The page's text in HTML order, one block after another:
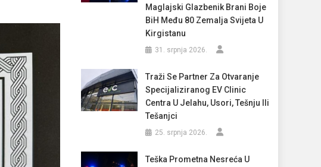
Maglajski Glazbenik Brani Boje
BiH Među 80 Zemalja Svijeta U
Kirgistanu
31. srpnja 2026.
Traži Se Partner Za Otvaranje
Specijaliziranog EV Clinic
Centra U Jelahu, Usori, Tešnju Ili
Tešanjci
25. srpnja 2026.
Teška Prometna Nesreća U